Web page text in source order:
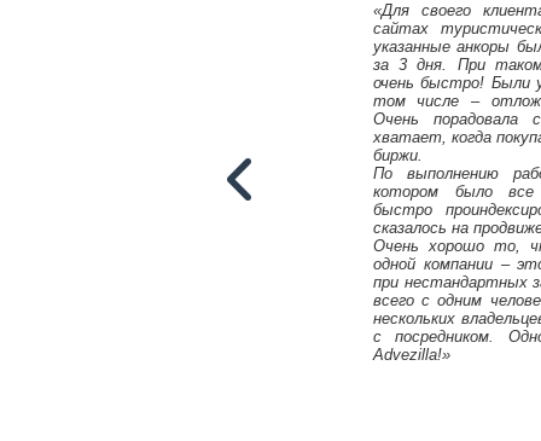
«Для своего
сайтах
указанные анкоры
за 3 дня. При
очень быстро! Были
том числе –
Очень
хватает, когда
биржи.
По выполнению
котором было все
быстро
сказалось на
Очень хорошо то,
одной компании –
при нестандартных
всего с одним
нескольких
с посредником.
Advezilla!»